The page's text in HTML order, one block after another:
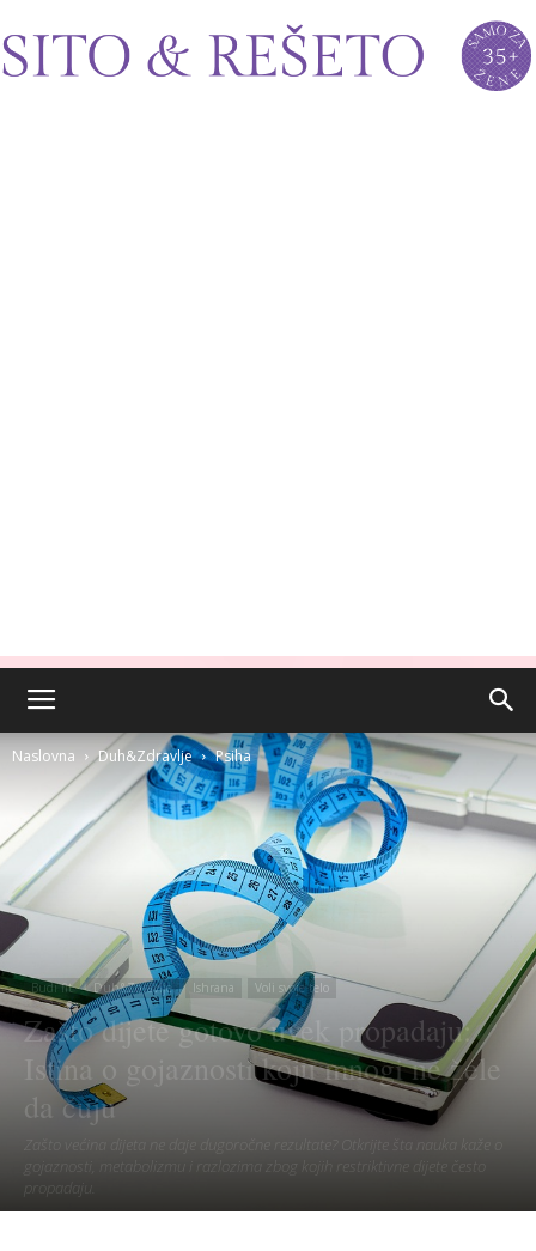
Naslovna Duh&Zdravlje Psiha
Budi fit Duh&Zdravlje Ishrana Voli svoje telo
Zašto dijete gotovo uvek propadaju:
Istina o gojaznosti koju mnogi ne žele
da čuju
Zašto većina dijeta ne daje dugoročne rezultate? Otkrijte šta nauka kaže o
gojaznosti, metabolizmu i razlozima zbog kojih restriktivne dijete često
propadaju.